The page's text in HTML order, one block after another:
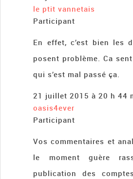
le ptit vannetais
Participant
En effet, c’est bien les
posent problème. Ca
qui s’est mal passé ça.
21 juillet 2015 à 20 h 44
oasis4ever
Participant
Vos commentaires et
le moment guère
publication des